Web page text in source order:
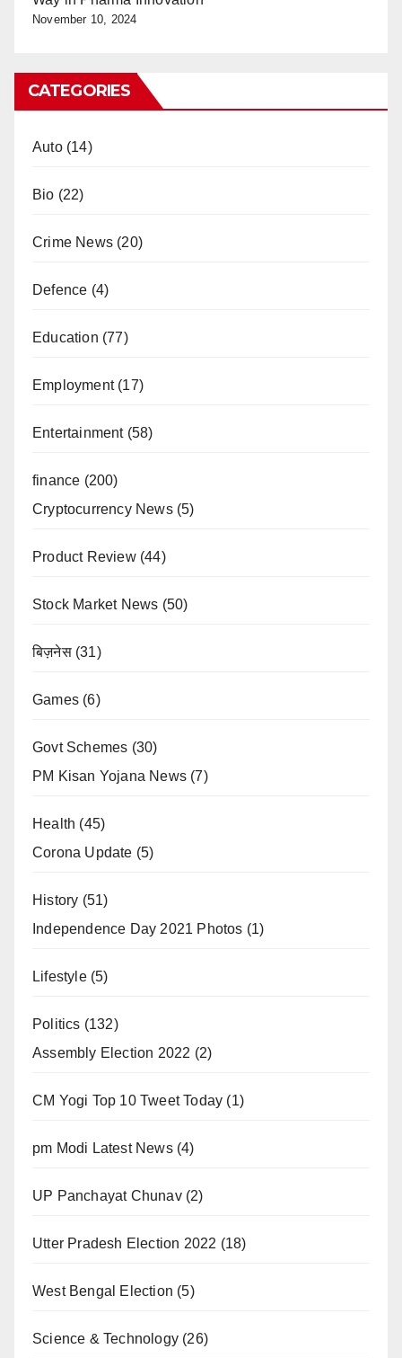
November 10, 2024
CATEGORIES
Auto(14)
Bio (22)
Crime News (20)
Defence (4)
Education (77)
Employment(17)
Entertainment(58)
finance (200)
Cryptocurrency News(5)
Product Review(44)
Stock Market News (50)
बिज़नेस(31)
Games (6)
Govt Schemes (30)
PM Kisan Yojana News (7)
Health (45)
Corona Update (5)
History (51)
Independence Day 2021 Photos (1)
Lifestyle(5)
Politics (132)
Assembly Election 2022 (2)
CM Yogi Top 10 Tweet Today (1)
pm Modi Latest News(4)
UP Panchayat Chunav(2)
Utter Pradesh Election 2022 (18)
West Bengal Election (5)
Science & Technology (26)